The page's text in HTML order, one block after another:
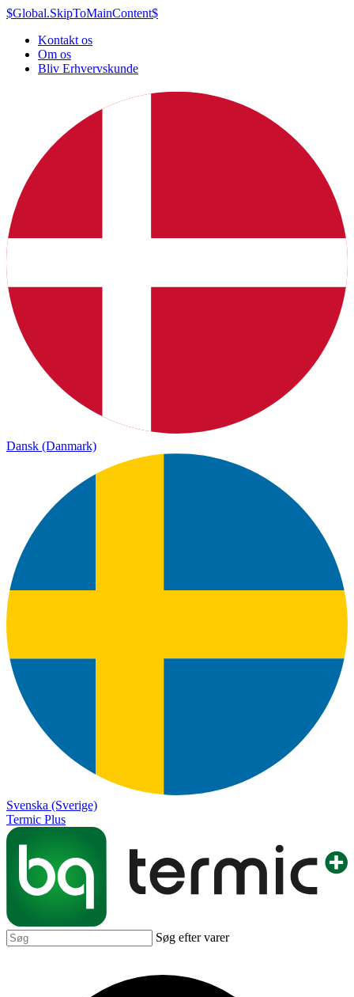
$Global.SkipToMainContent$
Kontakt os
Om os
Bliv Erhvervskunde
Dansk (Danmark)
Svenska (Sverige)
Termic Plus
Søg efter varer